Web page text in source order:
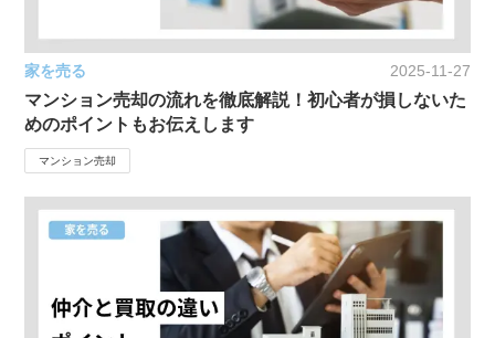
家を売る 2025-11-27
マンション売却の流れを徹底解説！初心者が損しないた
めのポイントもお伝えします
マンション売却